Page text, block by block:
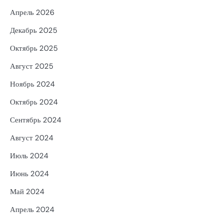
Апрель 2026
Декабрь 2025
Октябрь 2025
Август 2025
Ноябрь 2024
Октябрь 2024
Сентябрь 2024
Август 2024
Июль 2024
Июнь 2024
Май 2024
Апрель 2024